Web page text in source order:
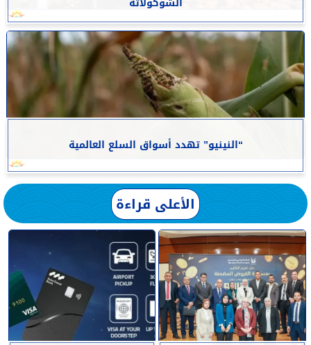
“النينيو” تهدد أسواق السلع العالمية
الأعلى قراءة